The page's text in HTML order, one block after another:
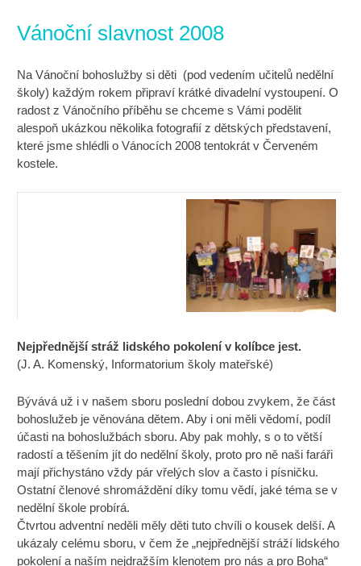
Vánoční slavnost 2008
Na Vánoční bohoslužby si děti (pod vedením učitelů nedělní
školy) každým rokem připraví krátké divadelní vystoupení. O
radost z Vánočního příběhu se chceme s Vámi podělit
alespoň ukázkou několika fotografií z dětských představení,
které jsme shlédli o Vánocích 2008 tentokrát v Červeném
kostele.
Nejpřednější stráž lidského pokolení v kolíbce jest.
(J. A. Komenský, Informatorium školy mateřské)
Bývává už i v našem sboru poslední dobou zvykem, že část
bohoslužeb je věnována dětem. Aby i oni měli vědomí, podíl
účasti na bohoslužbách sboru. Aby pak mohly, s o to větší
radostí a těšením jít do nedělní školy, proto pro ně naši faráři
mají přichystáno vždy pár vřelých slov a často i písničku.
Ostatní členové shromáždění díky tomu vědí, jaké téma se v
nedělní škole probírá.
Čtvrtou adventní neděli měly děti tuto chvíli o kousek delší. A
ukázaly celému sboru, v čem že „nejpřednější stráží lidského
pokolení a naším nejdražším klenotem pro nás a pro Boha“